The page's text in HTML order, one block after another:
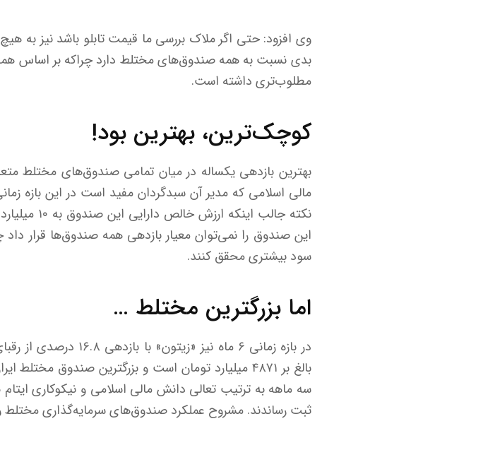
وی افزود: حتی اگر ملاک بررسی ما قیمت تابلو باشد نیز به
بدی نسبت به همه صندوق‌های مختلط دارد چراکه بر اساس
مطلوب‌تری داشته است.
کوچک‌ترین، بهترین بود!
بهترین بازدهی یکساله در میان تمامی صندوق‌های
نکته جالب
این صندوق را نمی‌توان معیار بازدهی همه صندوق‌ها قرار
سود بیشتری محقق کنند.
اما بزرگترین مختلط …
در بازه زمانی ۶ ماه
بالغ بر ۴۸۷۱ میلیارد تومان است و بزرگترین
ثبت رساندند. مشروح عملکرد صندوق‌های سرمایه‌گذاری مختلط